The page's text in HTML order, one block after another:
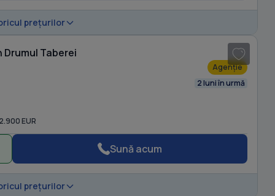
prețurilor
Drumul Taberei
Agenție
2 luni în urmă
2.900 EUR
Sună acum
prețurilor